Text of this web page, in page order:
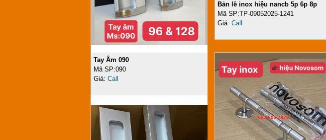
Bản lề inox hiệu nancb 5p 6p 8p
Mã SP:TP-09052025-1241
Giá: Call
Tay Âm 6364
Giá:Call